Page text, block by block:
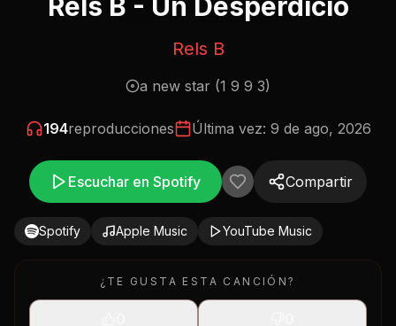
Rels B
a new star (1 9 9 3)
194reproducciones Última vez: 9 de ago, 2026
Escuchar en Spotify Compartir
Spotify Apple Music YouTube Music
¿TE GUSTA ESTA CANCIÓN?